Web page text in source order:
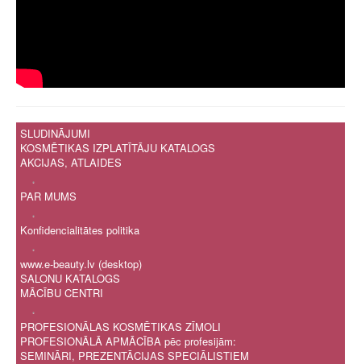
SLUDINĀJUMI
KOSMĒTIKAS IZPLATĪTĀJU KATALOGS
AKCIJAS, ATLAIDES
.
PAR MUMS
.
Konfidencialitātes politika
.
www.e-beauty.lv (desktop)
SALONU KATALOGS
MĀCĪBU CENTRI
.
PROFESIONĀLAS KOSMĒTIKAS ZĪMOLI
PROFESIONĀLĀ APMĀCĪBA pēc profesijām:
SEMINĀRI, PREZENTĀCIJAS SPECIĀLISTIEM